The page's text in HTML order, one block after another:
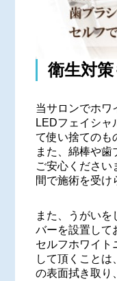
衛生対
当サロンでホワ
LEDフェイシャ
て使い捨てのも
また、綿棒や歯
ご安心ください
間で施術を受け
また、うがいを
バーを設置して
セルフホワイト
して頂くこと
の表面拭き取り